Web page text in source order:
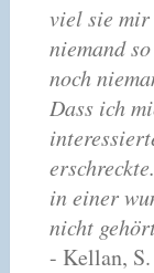
viel sie mir
niemand
noch
Dass ich
in einer
nicht
- Kellan, S.